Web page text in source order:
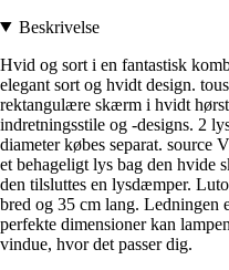
Beskrivelse
Hvid og sort i en fantastisk
elegant sort og hvidt design.
rektangulære skærm i hvidt
indretningsstile og -designs. 2
diameter købes separat. source
et behageligt lys bag den hvide
den tilsluttes en lysdæmper.
bred og 35 cm lang. Ledningen
perfekte dimensioner kan
vindue, hvor det passer dig.